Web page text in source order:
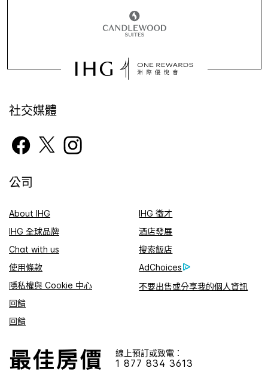
社交媒體
公司
About IHG
IHG 徵才
IHG 全球品牌
酒店發展
Chat with us
搜索飯店
使用條款
AdChoices
隱私權與 Cookie 中心
不要出售或分享我的個人資訊
回饋
回饋
線上預訂或致電：
1 877 834 3613